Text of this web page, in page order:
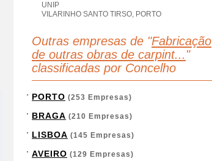
UNIP
VILARINHO SANTO TIRSO, PORTO
Outras empresas de "Fabricação
de outras obras de carpint... "
classificadas por Concelho
PORTO (253 Empresas)
BRAGA (210 Empresas)
LISBOA (145 Empresas)
AVEIRO (129 Empresas)